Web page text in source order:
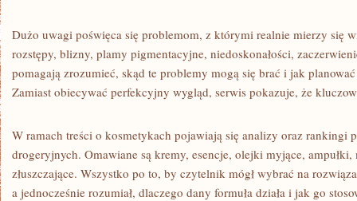
Dużo uwagi poświęca się problemom, z którymi realnie mierzy się
rozstępy, blizny, plamy pigmentacyjne, niedoskonałości,
pomagają zrozumieć, skąd te problemy mogą się brać i jak
Zamiast obiecywać perfekcyjny wygląd, serwis pokazuje, że
W ramach treści o kosmetykach pojawiają się analizy oraz rankingi
drogeryjnych. Omawiane są kremy, esencje, olejki myjące, ampułki,
złuszczające. Wszystko po to, by czytelnik mógł wybrać na
a jednocześnie rozumiał, dlaczego dany formuła działa i jak go